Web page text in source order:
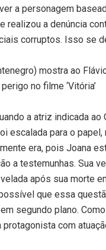
a personagem
realizou a denúncia
corruptos. Isso se
mostra ao
no filme ‘Vitória’
a atriz indicada ao
escalada para o papel,
era, pois Joana
a testemunhas. Sua
após sua morte
que essa
segundo plano.
protagonista com